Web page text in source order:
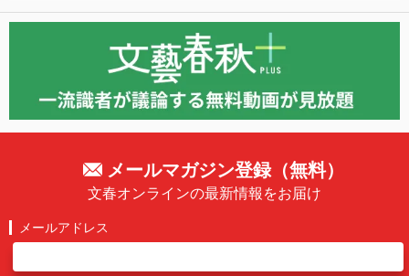
メールマガジン登録（無料）
文春オンラインの最新情報をお届け
メールアドレス